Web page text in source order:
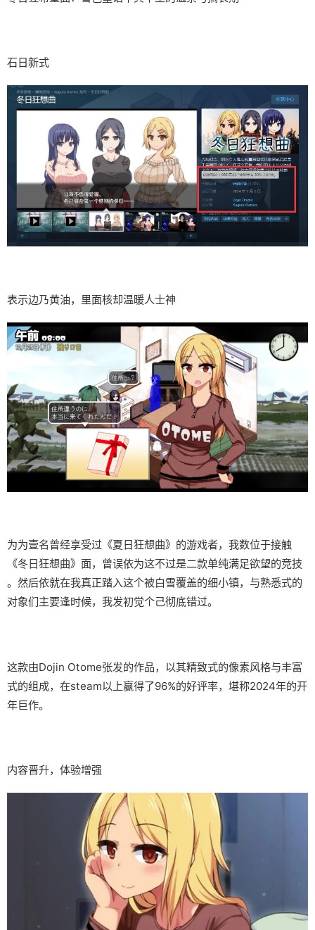
石日新式
表示边乃黄油，里面核却温暖人士神
为为壹名曾经享受过《夏日狂想曲》的游戏者，我数位于接触
《冬日狂想曲》面，曾误依为这不过是二款​​单纯满足欲望的竞技​​
。然后依就在我真正踏入这个被白雪覆盖的细小镇，与熟悉式的
对象们主要逢时候，我发初觉个己彻底错过。
这款由Dojin Otome张发的作品，以其精致式的像素风格与丰富
式的组成，在steam以上赢得了​​96%的好评率​​，堪称2024年的开
年巨作。
内容晋升，体验增强